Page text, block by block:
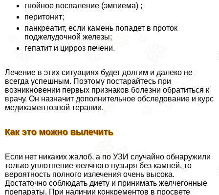
гнойное воспаление (эмпиема) ;
перитонит;
панкреатит, если камень попадет в проток
поджелудочной железы;
гепатит и цирроз печени.
Лечение в этих ситуациях будет долгим и далеко не
всегда успешным. Поэтому постарайтесь при
возникновении первых признаков болезни обратиться к
врачу. Он назначит дополнительное обследование и курс
медикаментозной терапии.
Как это можно вылечить
Если нет никаких жалоб, а по УЗИ случайно обнаружили
только уплотнение желчного пузыря без камней, то
вероятность полного излечения очень высока.
Достаточно соблюдать диету и принимать желчегонные
препараты. При наличии конкрементов в просвете